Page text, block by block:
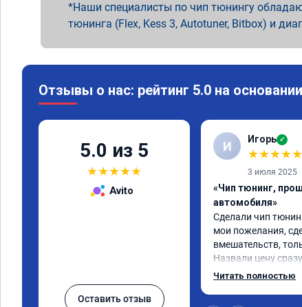
Наши специалисты по чип тюнингу
тюнинга (Flex, Kess 3, Autotuner, Bitbox) и
Отзывы о нас: рейтинг 5.0 на
5.0 из 5
★★★★★
Avito
Оставить отзыв
И Игорь ✓
★★★★★
3 июля 2025
«Чип тюнинг,
автомобиля»
Сделали чип
мои пожелания,
вмешательств,
Назвали цену
окончании работ
Читать полностью